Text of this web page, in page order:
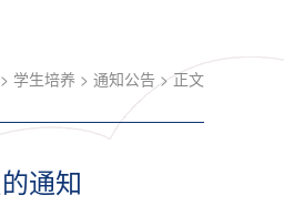
> 学生培养 > 通知公告 > 正文
通知